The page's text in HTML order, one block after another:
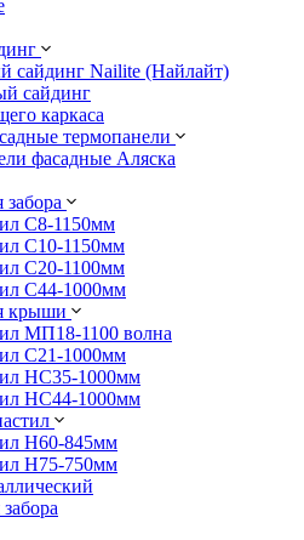
сайдинг Nailite (Найлайт)
сайдинг
каркаса
термопанели
фасадные Аляска
С8-1150мм
С10-1150мм
С20-1100мм
С44-1000мм
крыши
МП18-1100 волна
С21-1000мм
HC35-1000мм
НС44-1000мм
Н60-845мм
H75-750мм